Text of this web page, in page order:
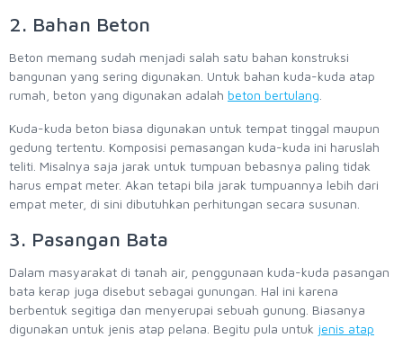
2. Bahan Beton
Beton memang sudah menjadi salah satu bahan konstruksi
bangunan yang sering digunakan. Untuk bahan kuda-kuda atap
rumah, beton yang digunakan adalah beton bertulang
Kuda-kuda beton biasa digunakan untuk tempat tinggal maupun
gedung tertentu. Komposisi pemasangan kuda-kuda ini haruslah
teliti. Misalnya saja jarak untuk tumpuan bebasnya paling tidak
harus empat meter. Akan tetapi bila jarak tumpuannya lebih dari
empat meter, di sini dibutuhkan perhitungan secara susunan.
3. Pasangan Bata
Dalam masyarakat di tanah air, penggunaan kuda-kuda pasangan
bata kerap juga disebut sebagai gunungan. Hal ini karena
berbentuk segitiga dan menyerupai sebuah gunung. Biasanya
digunakan untuk jenis atap pelana. Begitu pula untuk jenis atap